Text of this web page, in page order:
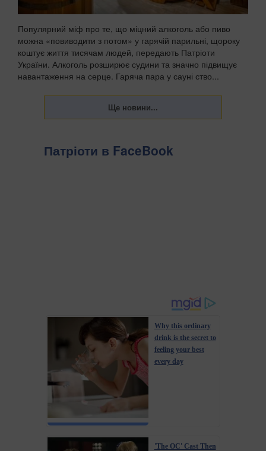
Популярний міф про те, що міцний алкоголь або пиво
можна «повиводити з потом» у гарячій парильні, щороку
коштує життя тисячам людей, передають Патріоти
України. Алкоголь розширює судини та значно підвищує
навантаження на серце. Гаряча пара у сауні ство...
Патріоти в FaceBook
Why this ordinary
drink is the secret to
feeling your best
every day
'The OC' Cast Then